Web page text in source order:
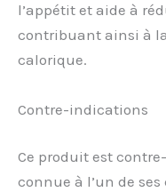
l’appétit et aide à
contribuant ainsi à
calorique.
Contre-indications
Ce produit est
connue à l’un de